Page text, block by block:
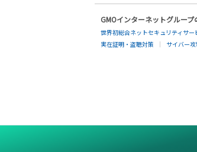
GMOインターネットグルー
世界初総合ネットセキュリティサー
実在証明・盗聴対策
サイバー